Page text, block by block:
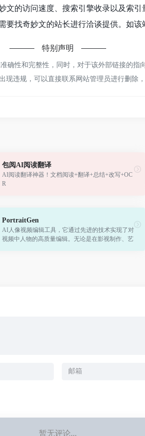
的访问速度、搜索引擎收录以及索
找奇妙文的站长进行洽谈提供。如该
特别声明
性和完整性，同时，对于该外部链接的指
违规，可以直接联系网站管理员进行删除
包阅AI阅读翻译
AI阅读翻译神器！文档阅读+翻译+总结+改写+OC
R
PortraitGen
AI人像视频编辑工具，它通过先进的技术实现了对
视频中人物的高质量编辑。无论是在影视制作、艺
暂无评论...